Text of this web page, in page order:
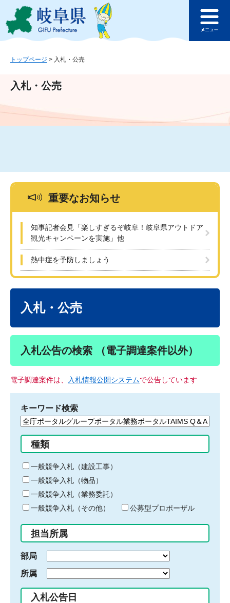
ジ
ュ
文
このページの本文へ
ュ
トップページ > 入札・公売
入札・公売
重要なお知らせ
知事記者会見「楽しすぎるぞ岐阜！岐阜県アウトドア
観光キャンペーンを実施」他
熱中症を予防しましょう
入札・公売
入札公告の検索 （電子調達案件以外）
電子調達案件は、 入札情報公開システムで公告しています
キーワード検索
検
る
キ
ー
ワ
ー
ド
入
力
種類
一般競争入札（建設工事）
一般競争入札（物品）
一般競争入札（業務委託）
一般競争入札（その他）
公募型プロポーザル
担当所属
部局
所属
入札公告日